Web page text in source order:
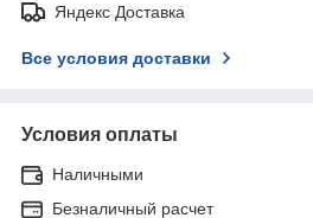
Яндекс Доставка
Все условия доставки
Условия оплаты
Наличными
Безналичный расчет